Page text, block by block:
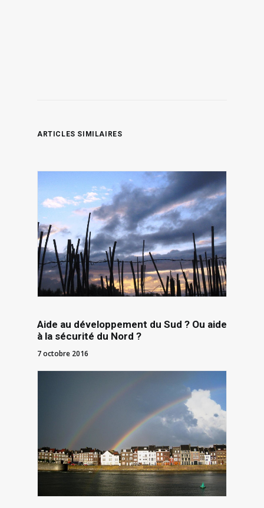
ARTICLES SIMILAIRES
Aide au développement du Sud ? Ou aide
à la sécurité du Nord ?
7 octobre 2016